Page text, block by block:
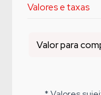
Valores e taxas
Valor para